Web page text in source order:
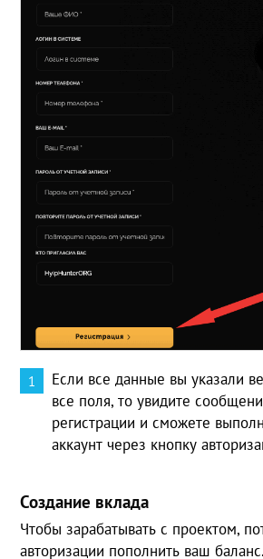
Если все данные вы указали
все поля, то увидите
регистрации и сможете
аккаунт через кнопку
Создание вклада
Чтобы зарабатывать с проектом,
авторизации пополнить ваш